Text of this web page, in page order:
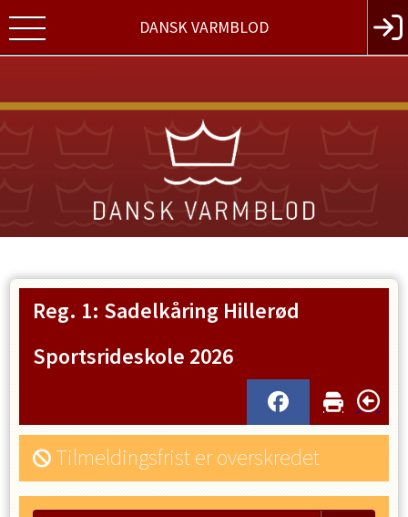
DANSK VARMBLOD
Reg. 1: Sadelkåring Hillerød
Sportsrideskole 2026
Tilmeldingsfrist er overskredet